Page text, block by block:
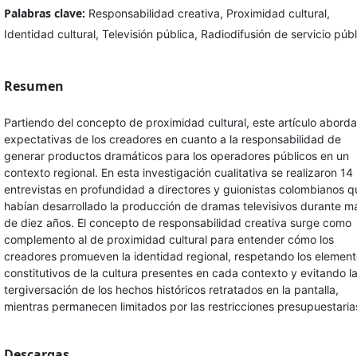
Palabras clave: Responsabilidad creativa, Proximidad cultural,
Identidad cultural, Televisión pública, Radiodifusión de servicio
Resumen
Partiendo del concepto de proximidad cultural, este artículo
expectativas de los creadores en cuanto a la responsabilidad de
generar productos dramáticos para los operadores públicos en un
contexto regional. En esta investigación cualitativa se realizaron 14
entrevistas en profundidad a directores y guionistas colombianos
habían desarrollado la producción de dramas televisivos durante
de diez años. El concepto de responsabilidad creativa surge como
complemento al de proximidad cultural para entender cómo los
creadores promueven la identidad regional, respetando los
constitutivos de la cultura presentes en cada contexto y evitando la
tergiversación de los hechos históricos retratados en la pantalla,
mientras permanecen limitados por las restricciones